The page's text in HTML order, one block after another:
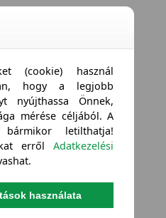
(cookie) használ
hogy a legjobb
nyújthassa Önnek,
mérése céljából. A
letilthatja!
errőlAdatkezelési
használata